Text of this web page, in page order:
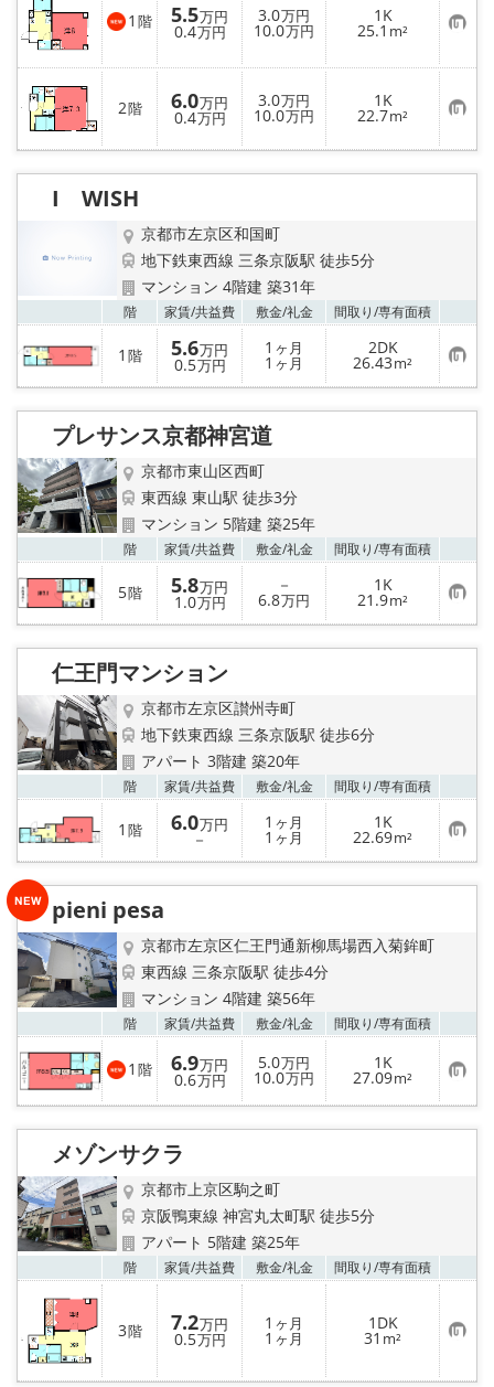
1 階 5.5万円
0.4万円
3.0万円
10.0万円
1K
25.1 m² お
気
に
入
り
登
録
2階 6.0万円
0.4万円
3.0万円
10.0万円
1K
22.7m² お
気
に
り
I WISH
京都市左京区和国町
地下鉄東西線 三条京阪駅 徒歩5分
マンション 4階建 築31年
階 家賃/共益費 敷金/礼金 間取り/専有面積
1 階 5.6万円
0.5万円
1 ヶ月
1 ヶ月
2DK
26.43m² お
気
に
入
プレサンス京都神宮道
京都市東山区西町
東西線 東山駅 徒歩3分
マンション 5階建 築25年
階 家賃/共益費 敷金/礼金 間取り/専有面積
5階 5.8万円
1.0万円
－
6.8万円
1K
21.9m² お
気
に
入
仁王門マンション
京都市左京区讃州寺町
地下鉄東西線 三条京阪駅 徒歩6分
アパート 3階建 築20年
階 家賃/共益費 敷金/礼金 間取り/専有面積
1 階 6.0万円
－
1 ヶ月
1 ヶ月
1K
22.69m² お
気
に
入
pieni pesa
京都市左京区仁王門通新柳馬場西入菊鉾町
東西線 三条京阪駅 徒歩4分
マンション 4階建 築56年
階 家賃/共益費 敷金/礼金 間取り/専有面積
1 階 6.9万円
0.6万円
5.0万円
10.0万円
1K
27.09m² お
気
に
メゾンサクラ
京都市上京区駒之町
京阪鴨東線 神宮丸太町駅 徒歩5分
アパート 5階建 築25年
階 家賃/共益費 敷金/礼金 間取り/専有面積
3階 7.2万円
0.5万円
1 ヶ月
1 ヶ月
1DK
31 m² お
気
に